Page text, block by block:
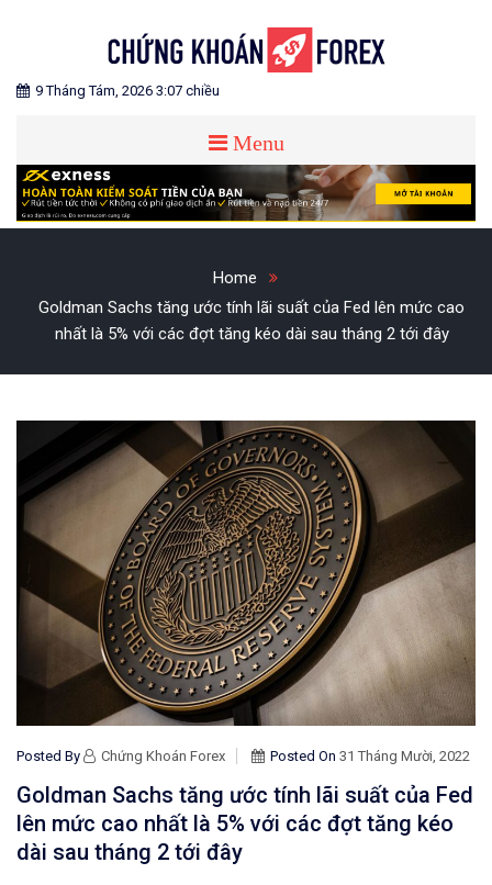
CHỨNG KHOÁN FOREX
Blog chia sẻ về Chứng Khoán và Forex
9 Tháng Tám, 2026 3:07 chiều
Menu
Home
Goldman Sachs tăng ước tính lãi suất của Fed lên mức cao
nhất là 5% với các đợt tăng kéo dài sau tháng 2 tới đây
Posted By Chứng Khoán Forex Posted On 31 Tháng Mười, 2022
Goldman Sachs tăng ước tính lãi suất của Fed
lên mức cao nhất là 5% với các đợt tăng kéo
dài sau tháng 2 tới đây